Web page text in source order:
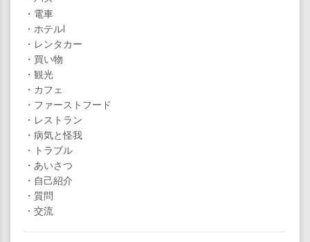
・電車
・ホテルl
・レンタカー
・買い物
・観光
・カフェ
・ファーストフード
・レストラン
・病気と怪我
・トラブル
・あいさつ
・自己紹介
・質問
・交流